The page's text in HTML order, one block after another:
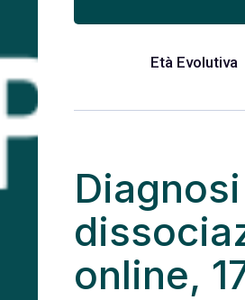
Età Evolutiva
online,